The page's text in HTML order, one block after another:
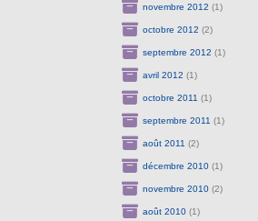
novembre 2012 (1)
octobre 2012 (2)
septembre 2012 (1)
avril 2012 (1)
octobre 2011 (1)
septembre 2011 (1)
août 2011 (2)
décembre 2010(1)
novembre 2010(2)
août 2010(1)